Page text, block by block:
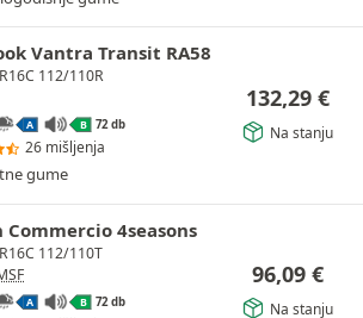
Vantra Transit RA58
112/110R
A B 72 db
26 mišljenja
gume
132,29 €
Na stanju
Commercio 4seasons
112/110T
A B 72 db
96,09 €
Na stanju